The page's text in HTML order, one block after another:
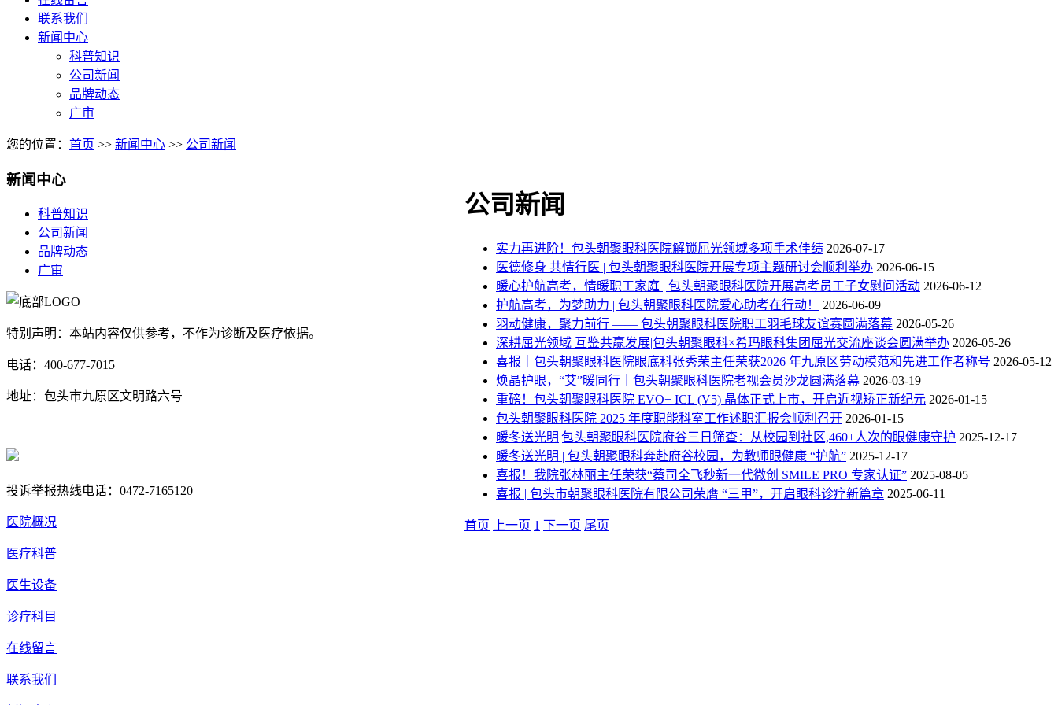
联系我们
新闻中心
科普知识
公司新闻
品牌动态
广审
您的位置： 首页 >> 新闻中心 >> 公司新闻
公司新闻
实力再进阶！包头朝聚眼科医院解锁屈光领域多项手术佳绩 2026-07-17
医德修身 共情行医 | 包头朝聚眼科医院开展专项主题研讨会顺利举办 2026-06-15
暖心护航高考，情暖职工家庭 | 包头朝聚眼科医院开展高考员工子女慰问活动 2026-06-12
护航高考，为梦助力 | 包头朝聚眼科医院爱心助考在行动！
2026-06-09
羽动健康，聚力前行 —— 包头朝聚眼科医院职工羽毛球友谊赛圆满落幕 2026-05-26
深耕屈光领域 互鉴共赢发展|包头朝聚眼科×希玛眼科集团屈光交流座谈会圆满举办 2026-05-26
喜报｜包头朝聚眼科医院眼底科张秀荣主任荣获2026 年九原区劳动模范和先进工作者称号 2026-05-12
焕晶护眼，“艾”暖同行｜包头朝聚眼科医院老视会员沙龙圆满落幕 2026-03-19
重磅！包头朝聚眼科医院 EVO+ ICL (V5) 晶体正式上市，开启近视矫正新纪元 2026-01-15
包头朝聚眼科医院 2025 年度职能科室工作述职汇报会顺利召开 2026-01-15
暖冬送光明|包头朝聚眼科医院府谷三日筛查：从校园到社区,460+人次的眼健康守护 2025-12-17
暖冬送光明 | 包头朝聚眼科奔赴府谷校园，为教师眼健康 “护航” 2025-12-17
喜报！我院张林丽主任荣获“蔡司全飞秒新一代微创 SMILE PRO 专家认证” 2025-08-05
喜报 | 包头市朝聚眼科医院有限公司荣膺 “三甲”，开启眼科诊疗新篇章 2025-06-11
首页 上一页 1 下一页 尾页
新闻中心
科普知识
公司新闻
品牌动态
广审
特别声明：本站内容仅供参考，不作为诊断及医疗依据。
电话：400-677-7015
地址：包头市九原区文明路六号
投诉举报热线电话：0472-7165120
医院概况
医疗科普
医生设备
诊疗科目
在线留言
联系我们